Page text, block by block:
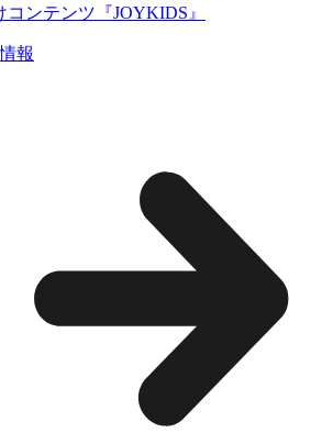
コンテンツ『JOYKIDS』
報